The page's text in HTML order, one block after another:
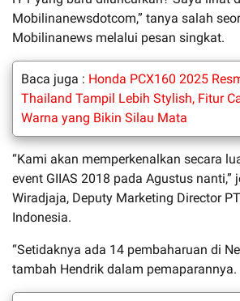
Mobilinanewsdotcom,” tanya salah
Mobilinanews melalui pesan singkat.
Baca juga : Honda PCX160 2025
Thailand Tampil Lebih Stylish, Fitur
Warna yang Bikin Silau Mata
“Kami akan memperkenalkan secara
event GIIAS 2018 pada Agustus nanti,”
Wiradjaja, Deputy Marketing Director
Indonesia.
“Setidaknya ada 14 pembaharuan di
tambah Hendrik dalam pemaparannya.